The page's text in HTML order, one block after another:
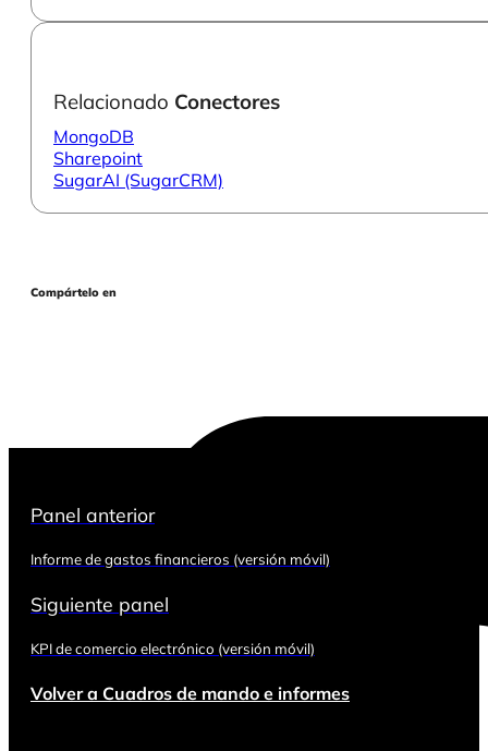
Relacionado Conectores
MongoDB
Sharepoint
SugarAI (SugarCRM)
Compártelo en
Panel anterior
Informe de gastos financieros (versión móvil)
Siguiente panel
KPI de comercio electrónico (versión móvil)
Volver a Cuadros de mando e informes